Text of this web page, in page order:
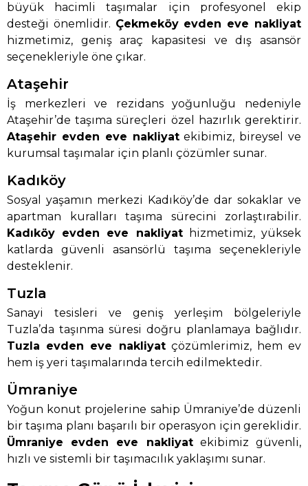
büyük hacimli taşımalar için profesyonel ekip
desteği önemlidir. Çekmeköy evden eve nakliyat
hizmetimiz, geniş araç kapasitesi ve dış asansör
seçenekleriyle öne çıkar.
Ataşehir
İş merkezleri ve rezidans yoğunluğu nedeniyle
Ataşehir’de taşıma süreçleri özel hazırlık gerektirir.
Ataşehir evden eve nakliyatekibimiz, bireysel ve
kurumsal taşımalar için planlı çözümler sunar.
Kadıköy
Sosyal yaşamın merkezi Kadıköy’de dar sokaklar ve
apartman kuralları taşıma sürecini zorlaştırabilir.
Kadıköy evden eve nakliyathizmetimiz, yüksek
katlarda güvenli asansörlü taşıma seçenekleriyle
desteklenir.
Tuzla
Sanayi tesisleri ve geniş yerleşim bölgeleriyle
Tuzla’da taşınma süresi doğru planlamaya bağlıdır.
Tuzla evden eve nakliyatçözümlerimiz, hem ev
hem iş yeri taşımalarında tercih edilmektedir.
Ümraniye
Yoğun konut projelerine sahip Ümraniye’de düzenli
bir taşıma planı başarılı bir operasyon için gereklidir.
Ümraniye evden eve nakliyatekibimiz güvenli,
hızlı ve sistemli bir taşımacılık yaklaşımı sunar.